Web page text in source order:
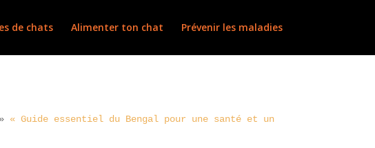
de chats Alimenter ton chat Prévenir les maladies
« Guide essentiel du Bengal pour une santé et un